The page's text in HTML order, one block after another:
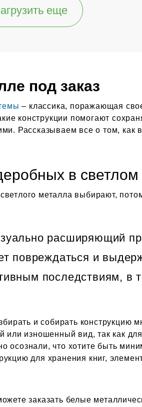
еще
под заказ
– классика, поражающая
конструкции помогают
Рассказываем все о том, как
в
металла выбирают,
расширяющий
повреждаться и
последствиям, в
и собирать конструкцию
изношенный вид, так как
осознали, что хотите быть
для хранения книг,
заказать белые